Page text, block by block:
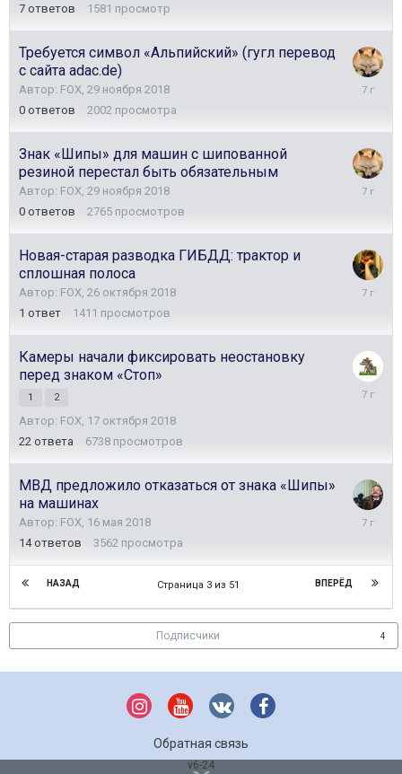
7 ответов 1581 просмотр
Требуется символ «Альпийский» (гугл перевод
с сайта adac.de)
Автор: FOX 29 ноября 2018
0 ответов 2002 просмотра
29
Знак «Шипы» для машин с шипованной
резиной перестал быть обязательным
Автор: FOX 29 ноября 2018
0 ответов 2765 просмотров
29
Новая-старая разводка ГИБДД: трактор и
сплошная полоса
Автор: FOX 26 октября 2018
1 ответ 1411 просмотров
26
Камеры начали фиксировать неостановку
перед знаком «Стоп»
1 2
Автор: FOX 17 октября 2018
22 ответа 6738 просмотров
20
МВД предложило отказаться от знака «Шипы»
на машинах
Автор: FOX 16 мая 2018
14 ответов 3562 просмотра
18
НАЗАД ВПЕРЁД
Страница 3 из 51
Подписчики 4
Обратная связь
v6-24